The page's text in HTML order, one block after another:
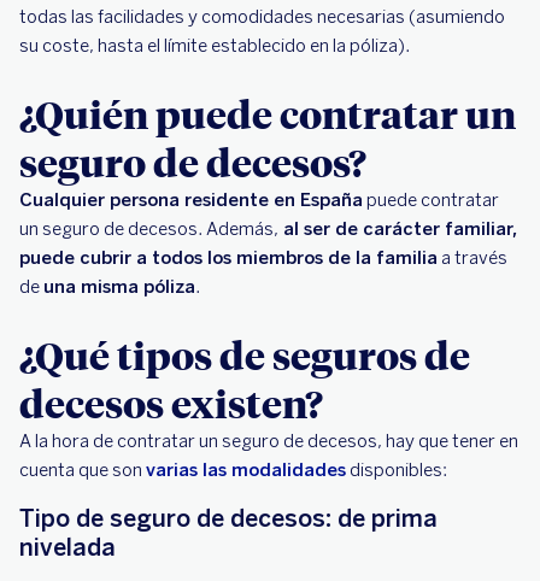
todas las facilidades y comodidades necesarias (asumiendo
su coste, hasta el límite establecido en la póliza).
¿Quién puede contratar un
seguro de decesos?
Cualquier persona residente en España puede contratar
un seguro de decesos. Además, al ser de carácter familiar,
puede cubrir a todos los miembros de la familia a través
de una misma póliza.
¿Qué tipos de seguros de
decesos existen?
A la hora de contratar un seguro de decesos, hay que tener en
cuenta que son varias las modalidades disponibles:
Tipo de seguro de decesos: de prima
nivelada